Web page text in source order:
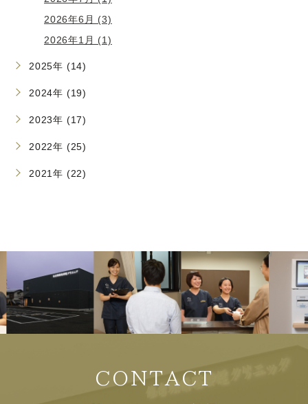
2026年6月 (3)
2026年1月 (1)
2025年 (14)
2024年 (19)
2023年 (17)
2022年 (25)
2021年 (22)
CONTACT